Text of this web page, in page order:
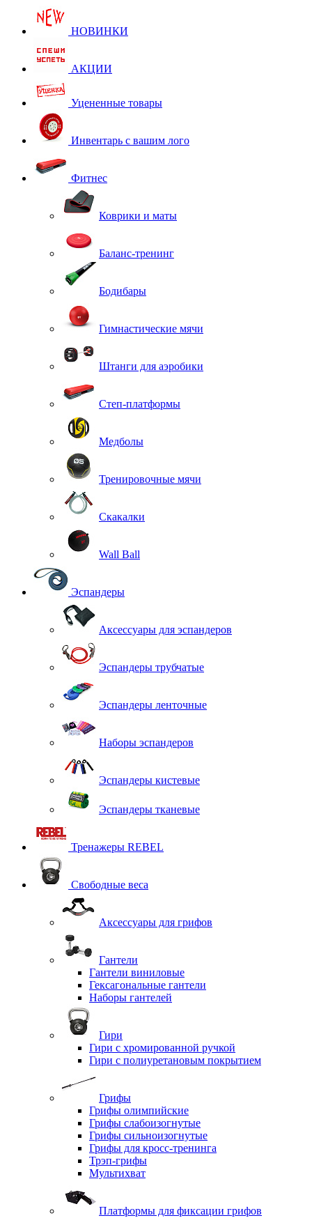
НОВИНКИ
АКЦИИ
Уцененные товары
Инвентарь с вашим лого
Фитнес
Коврики и маты
Баланс-тренинг
Бодибары
Гимнастические мячи
Штанги для аэробики
Степ-платформы
Медболы
Тренировочные мячи
Скакалки
Wall Ball
Эспандеры
Аксессуары для эспандеров
Эспандеры трубчатые
Эспандеры ленточные
Наборы эспандеров
Эспандеры кистевые
Эспандеры тканевые
Тренажеры REBEL
Свободные веса
Аксессуары для грифов
Гантели
Гантели виниловые
Гексагональные гантели
Наборы гантелей
Гири
Гири с хромированной ручкой
Гири с полиуретановым покрытием
Грифы
Грифы олимпийские
Грифы слабоизогнутые
Грифы сильноизогнутые
Грифы для кросс-тренинга
Трэп-грифы
Мультихват
Платформы для фиксации грифов